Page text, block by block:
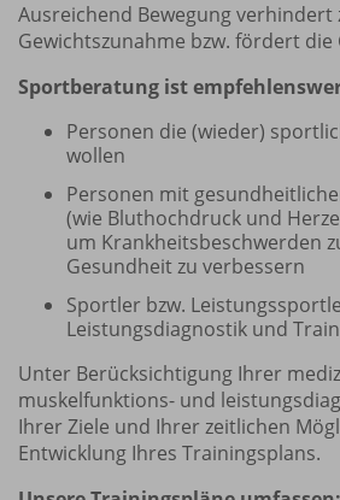
Ausreichend Bewegung verhindert
Gewichtszunahme bzw. fördert
Sportberatung ist
Personen die (wieder)
wollen
Personen mit
(wie Bluthochdruck und
um Krankheitsbeschwerden
Gesundheit zu verbessern
Sportler bzw.
Leistungsdiagnostik und
Unter Berücksichtigung Ihrer
muskelfunktions- und
Ihrer Ziele und Ihrer zeitlichen
Entwicklung Ihres Trainingsplans.